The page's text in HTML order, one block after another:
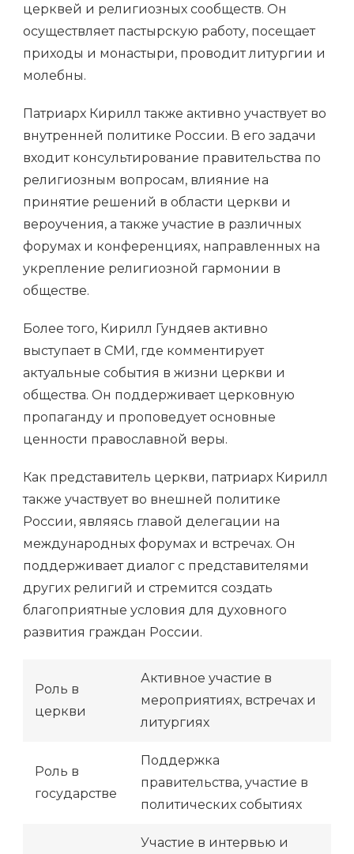
церквей и религиозных сообществ. Он
осуществляет пастырскую работу, посещает
приходы и монастыри, проводит литургии и
молебны.
Патриарх Кирилл также активно участвует во
внутренней политике России. В его задачи
входит консультирование правительства по
религиозным вопросам, влияние на
принятие решений в области церкви и
вероучения, а также участие в различных
форумах и конференциях, направленных на
укрепление религиозной гармонии в
обществе.
Более того, Кирилл Гундяев активно
выступает в СМИ, где комментирует
актуальные события в жизни церкви и
общества. Он поддерживает церковную
пропаганду и проповедует основные
ценности православной веры.
Как представитель церкви, патриарх Кирилл
также участвует во внешней политике
России, являясь главой делегации на
международных форумах и встречах. Он
поддерживает диалог с представителями
других религий и стремится создать
благоприятные условия для духовного
развития граждан России.
Роль в
церкви
Активное участие в
мероприятиях, встречах и
литургиях
Роль в
государстве
Поддержка
правительства, участие в
политических событиях
Участие в интервью и